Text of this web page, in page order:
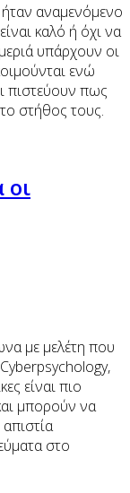
αναμενόμενο
καλό ή όχι να
υπάρχουν οι
ενώ
πιστεύουν πως
στήθος τους.
oι
με μελέτη που
είναι πιο
μπορούν να
στο